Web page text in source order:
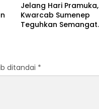
Jelang Hari Pramuka,
Kwarcab Sumenep
Teguhkan Semangat
ditandai *